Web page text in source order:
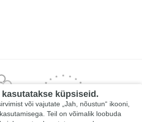
küpsiseid.
või vajutate „Jah, nõustun“ ikooni,
Teil on võimalik loobuda